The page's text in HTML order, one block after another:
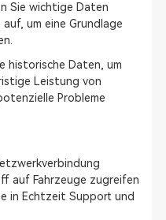
Sie wichtige Daten
um eine Grundlage
historische Daten, um
Leistung von
Probleme
auf Fahrzeuge zugreifen
in Echtzeit Support und